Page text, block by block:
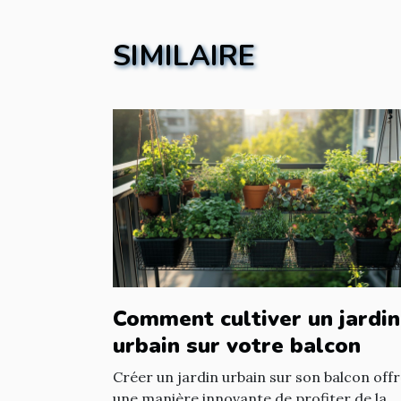
SIMILAIRE
Comment cultiver un jardin
urbain sur votre balcon
Créer un jardin urbain sur son balcon